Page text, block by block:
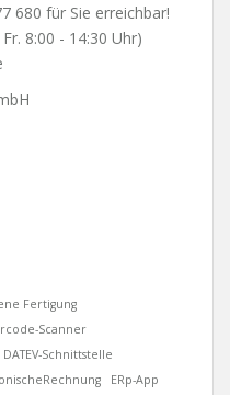
680 für Sie erreichbar!
8:00 - 14:30 Uhr)
Fertigung
Scanner
DATEV-Schnittstelle
ERp-App